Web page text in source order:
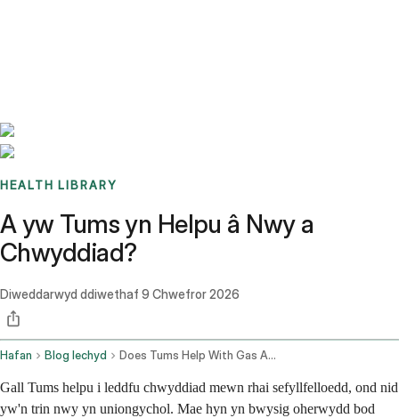
HEALTH LIBRARY
A yw Tums yn Helpu â Nwy a
Chwyddiad?
Diweddarwyd ddiwethaf 9 Chwefror 2026
Hafan Blog Iechyd Does Tums Help With Gas And Bloating
Gall Tums helpu i leddfu chwyddiad mewn rhai sefyllfelloedd, ond nid
yw'n trin nwy yn uniongychol. Mae hyn yn bwysig oherwydd bod